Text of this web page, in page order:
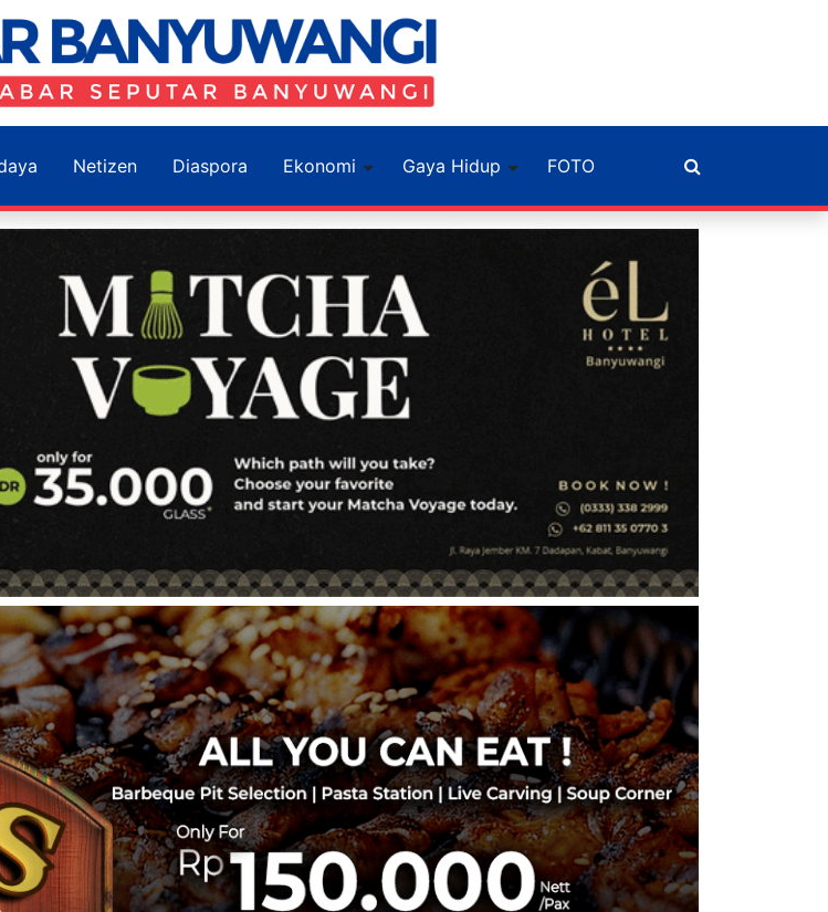
Netizen Diaspora Ekonomi Gaya Hidup FOTO